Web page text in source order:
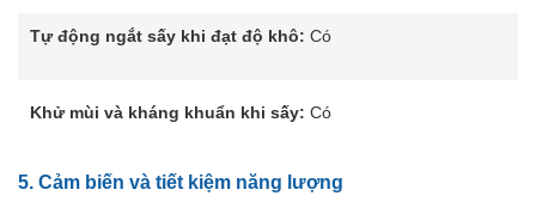
Tự động ngắt sấy khi đạt độ khô: Có
Khử mùi và kháng khuẩn khi sấy: Có
5. Cảm biến và tiết kiệm năng lượng